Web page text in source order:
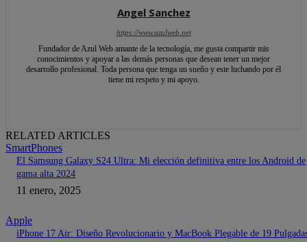
Angel Sanchez
https://www.azulweb.net
Fundador de Azul Web amante de la tecnología, me gusta compartir mis
conocimientos y apoyar a las demás personas que desean tener un mejor
desarrollo profesional. Toda persona que tenga un sueño y este luchando por él
tiene mi respeto y mi apoyo.
RELATED ARTICLES
SmartPhones
El Samsung Galaxy S24 Ultra: Mi elección definitiva entre los Android de
gama alta 2024
11 enero, 2025
Apple
iPhone 17 Air: Diseño Revolucionario y MacBook Plegable de 19